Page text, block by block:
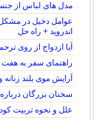
مدل های لباس از
عوامل دخیل در مشکل
اندروید + راه حل
آیا ازدواج از روی
راهنمای سفر به هفت
آرایش موی بلند
سخنان بزرگان
علل و نحوه تربیت